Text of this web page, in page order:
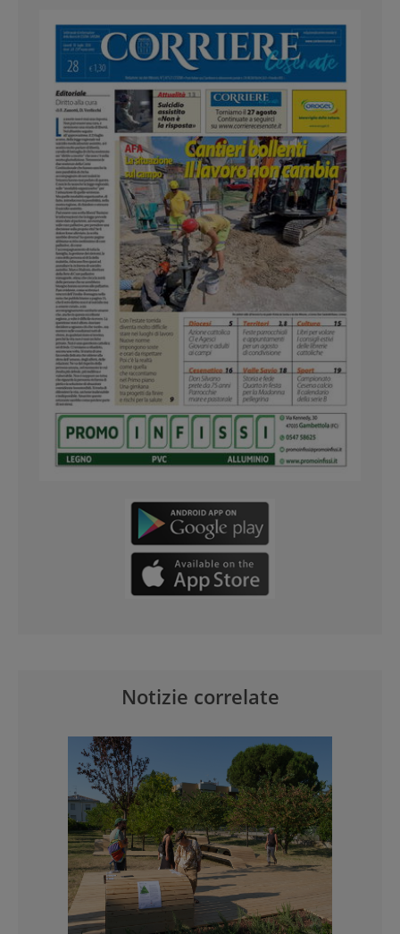
Notizie correlate